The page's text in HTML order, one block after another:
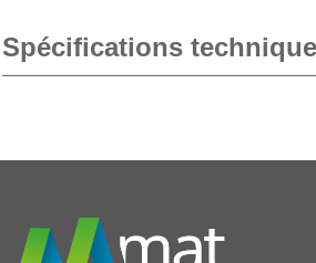
Spécifications